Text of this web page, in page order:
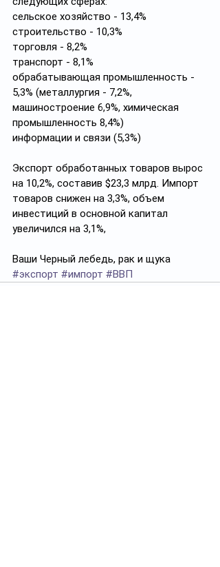
сельское хозяйство - 13,4%
строительство - 10,3%
торговля - 8,2%
транспорт - 8,1%
обрабатывающая промышленность -
5,3% (металлургия - 7,2%,
машиностроение 6,9%, химическая
промышленность 8,4%)
информации и связи (5,3%)
Экспорт обработанных товаров вырос
на 10,2%, составив $23,3 млрд. Импорт
товаров снижен на 3,3%, объем
инвестиций в основной капитал
увеличился на 3,1%,
Ваши Черный лебедь, рак и щука
#экспорт #импорт #ВВП